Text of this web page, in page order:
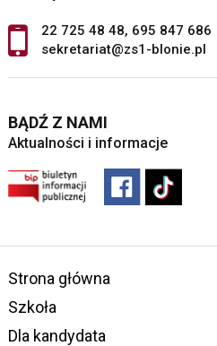
22 725 48 48, 695 847 686
sekretariat@zs1-blonie.pl
BĄDŹ Z NAMI
Aktualności i informacje
Strona główna
Szkoła
Dla kandydata